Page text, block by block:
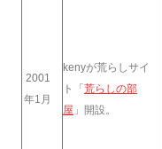
2001
年1月
kenyが荒らしサイ
ト「荒らしの部
屋 」開設。